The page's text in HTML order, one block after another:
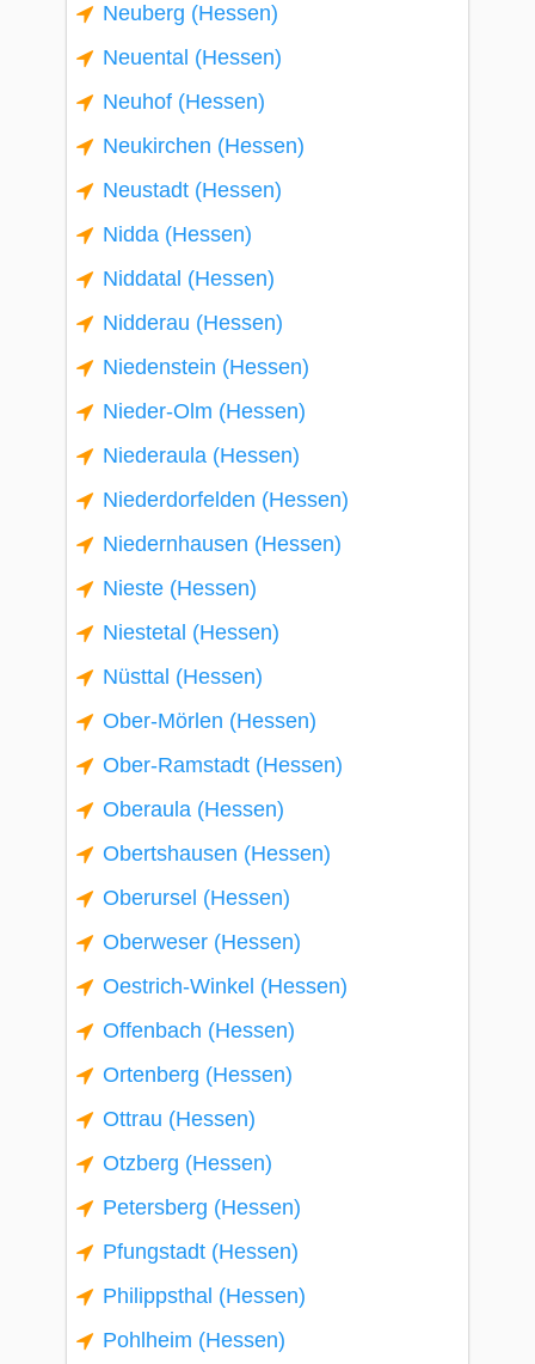
Neuberg (Hessen)
Neuental (Hessen)
Neuhof (Hessen)
Neukirchen (Hessen)
Neustadt (Hessen)
Nidda (Hessen)
Niddatal (Hessen)
Nidderau (Hessen)
Niedenstein (Hessen)
Nieder-Olm (Hessen)
Niederaula (Hessen)
Niederdorfelden (Hessen)
Niedernhausen (Hessen)
Nieste (Hessen)
Niestetal (Hessen)
Nüsttal (Hessen)
Ober-Mörlen (Hessen)
Ober-Ramstadt (Hessen)
Oberaula (Hessen)
Obertshausen (Hessen)
Oberursel (Hessen)
Oberweser (Hessen)
Oestrich-Winkel (Hessen)
Offenbach (Hessen)
Ortenberg (Hessen)
Ottrau (Hessen)
Otzberg (Hessen)
Petersberg (Hessen)
Pfungstadt (Hessen)
Philippsthal (Hessen)
Pohlheim (Hessen)